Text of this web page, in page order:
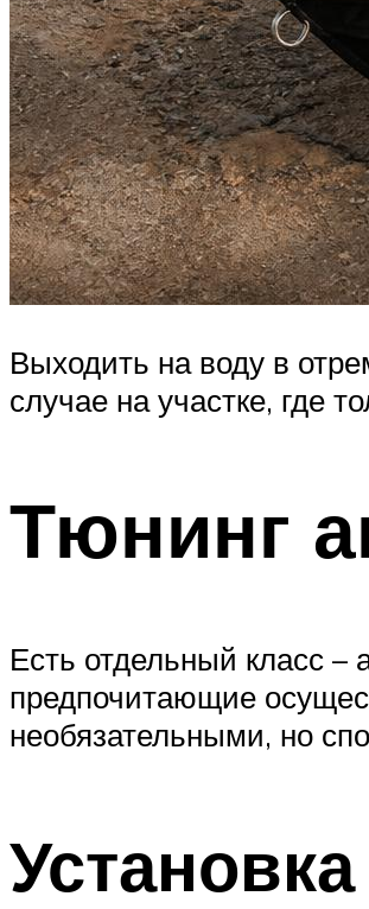
Выходить на воду в
случае на участке, где
Тюнинг
Есть отдельный класс
предпочитающие
необязательными, но